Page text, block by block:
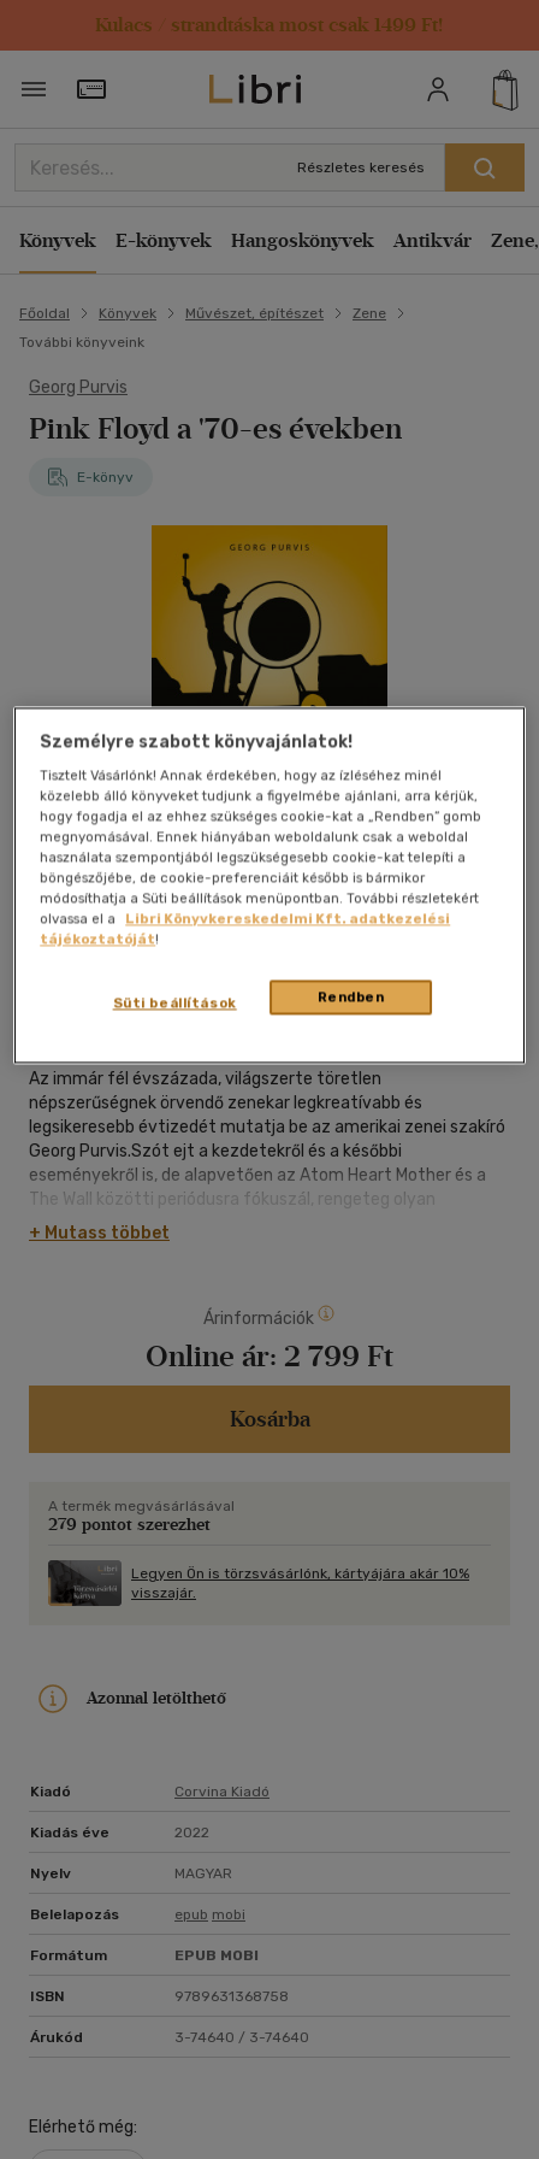
Kulacs / strandtáska most csak 1499 Ft!
Törzsvásárlói Kártya adatai
Részletes keresés
Könyvek E-könyvek Hangoskönyvek Antikvár
Főoldal Könyvek Művészet, építészet
Zene
További könyveink
Georg Purvis
Pink Floyd a '70-es években
E-könyv
Beleolvasok
Az immár fél évszázada, világszerte töretlen
népszerűségnek örvendő zenekar legkreatívabb és
legsikeresebb évtizedét mutatja be az amerikai zenei szakíró
Georg Purvis.Szót ejt a kezdetekről és a későbbi
eseményekről is, de alapvetően az Atom Heart Mother és a
The Wall közötti periódusra fókuszál, rengeteg olyan
történettel, amelyeket eddig egyetlen, magyarul megjelent
kiadványban sem olvashattunk.
+ Mutass többet
Árinformációk
Online ár: 2 799 Ft
Kosárba
A termék megvásárlásával
279 pontot szerezhet
Legyen Ön is törzsvásárlónk, kártyájára akár 10%
visszajár.
Azonnal letölthető
Kiadó Corvina Kiadó
Kiadás éve 2022
Nyelv MAGYAR
Belelapozás epub mobi
Formátum EPUB MOBI
ISBN 9789631368758
Árukód 3-74640 / 3-74640
Elérhető még:
Személyre szabott könyvajánlatok!
Tisztelt Vásárlónk! Annak érdekében, hogy az ízléséhez minél
közelebb álló könyveket tudjunk a figyelmébe ajánlani, arra kérjük,
hogy fogadja el az ehhez szükséges cookie-kat a „Rendben” gomb
megnyomásával. Ennek hiányában weboldalunk csak a weboldal
használata szempontjából legszükségesebb cookie-kat telepíti a
böngészőjébe, de cookie-preferenciáit később is bármikor
módosíthatja a Süti beállítások menüpontban. További részletekért
olvassa el a
Libri Könyvkereskedelmi Kft. adatkezelési
tájékoztatóját!
Rendben
Süti beállítások